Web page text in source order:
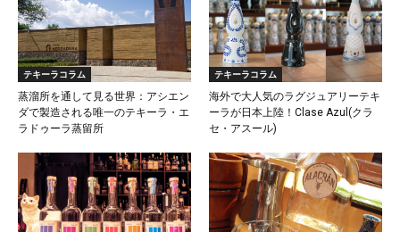
テキーラコラム
蒸溜所を通して見る世界：アシエン
ダで製造される唯一のテキーラ・エ
ラドゥーラ蒸留所
テキーラコラム
海外で大人気のラグジュアリーテキ
ーラが日本上陸！Clase Azul(クラ
セ・アスール)